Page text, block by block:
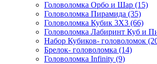
Головоломка Орбо и Шар (15)
Головоломка Пирамида (35)
Головоломка Кубик 3Х3 (66)
Головоломка Лабиринт Куб и
Набор Кубиков- головоломок
Брелок- головоломка (14)
Головоломка Infinity (9)